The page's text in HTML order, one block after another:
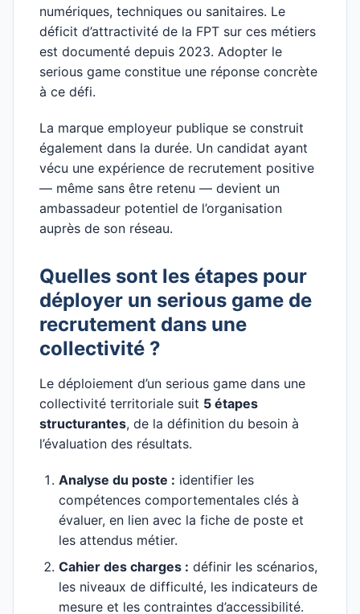
numériques, techniques ou sanitaires. Le
déficit d’attractivité de la FPT sur ces métiers
est documenté depuis 2023. Adopter le
serious game constitue une réponse concrète
à ce défi.
La marque employeur publique se construit
également dans la durée. Un candidat ayant
vécu une expérience de recrutement positive
— même sans être retenu — devient un
ambassadeur potentiel de l’organisation
auprès de son réseau.
Quelles sont les étapes pour
déployer un serious game de
recrutement dans une
collectivité ?
Le déploiement d’un serious game dans une
collectivité territoriale suit 5 étapes
structurantes, de la définition du besoin à
l’évaluation des résultats.
Analyse du poste : identifier les
compétences comportementales clés à
évaluer, en lien avec la fiche de poste et
les attendus métier.
Cahier des charges : définir les scénarios,
les niveaux de difficulté, les indicateurs de
mesure et les contraintes d’accessibilité.